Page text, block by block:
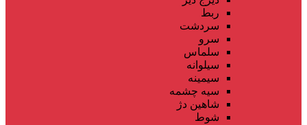
ربط
سردشت
سرو
سلماس
سیلوانه
سیمینه
سیه چشمه
شاهین دژ
شوط